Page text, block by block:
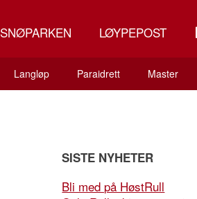
SNØPARKEN LØYPEPOST
Langløp Paraidrett Master
SISTE NYHETER
Bli med på HøstRull